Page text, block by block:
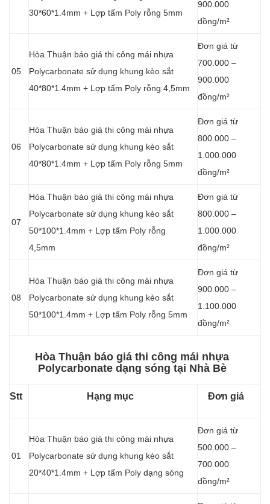
30*60*1.4mm + Lợp tấm Poly rỗng 5mm
900.000
đồng/m²
05
Hòa Thuận báo giá thi công mái nhựa
Polycarbonate sử dụng khung kèo sắt
40*80*1.4mm + Lợp tấm Poly rỗng 4,5mm
Đơn giá từ
700.000 –
900.000
đồng/m²
06
Hòa Thuận báo giá thi công mái nhựa
Polycarbonate sử dụng khung kèo sắt
40*80*1.4mm + Lợp tấm Poly rỗng 5mm
Đơn giá từ
800.000 –
1.000.000
đồng/m²
07
Hòa Thuận báo giá thi công mái nhựa
Polycarbonate sử dụng khung kèo sắt
50*100*1.4mm + Lợp tấm Poly rỗng
4,5mm
Đơn giá từ
800.000 –
1.000.000
đồng/m²
08
Hòa Thuận báo giá thi công mái nhựa
Polycarbonate sử dụng khung kèo sắt
50*100*1.4mm + Lợp tấm Poly rỗng 5mm
Đơn giá từ
900.000 –
1.100.000
đồng/m²
Hòa Thuận báo giá thi công mái nhựa
Polycarbonate dạng sóng tại Nhà Bè
Stt Hạng mục Đơn giá
01
Hòa Thuận báo giá thi công mái nhựa
Polycarbonate sử dụng khung kèo sắt
20*40*1.4mm + Lợp tấm Poly dạng sóng
Đơn giá từ
500.000 –
700.000
đồng/m²